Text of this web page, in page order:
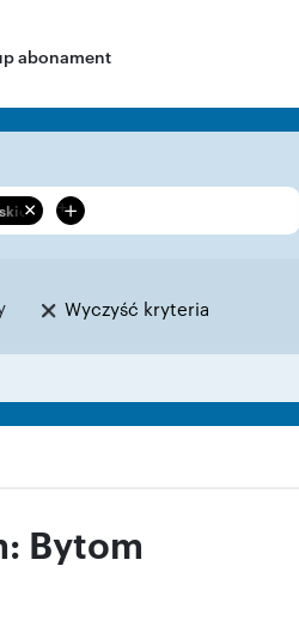
abonament
+
Wyczyść kryteria
Bytom